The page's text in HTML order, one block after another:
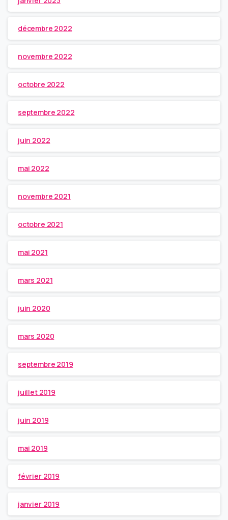
décembre 2022
novembre 2022
octobre 2022
septembre 2022
juin 2022
mai 2022
novembre 2021
octobre 2021
mai 2021
mars 2021
juin 2020
mars 2020
septembre 2019
juillet 2019
juin 2019
mai 2019
février 2019
janvier 2019